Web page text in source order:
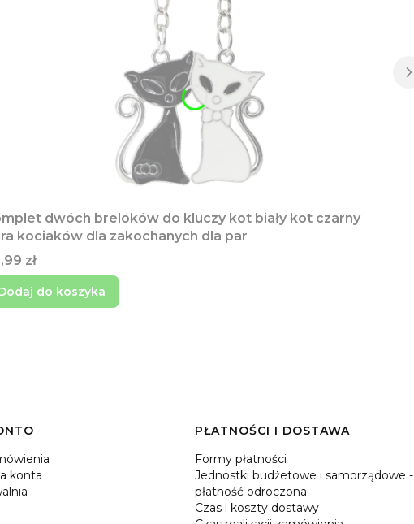
dwóch breloków do kluczy kot biały kot czarny
kociaków dla zakochanych dla par
zł
do koszyka
konta
PŁATNOŚCI I DOSTAWA
Formy płatności
Jednostki budżetowe i samorządowe -
płatność odroczona
Czas i koszty dostawy